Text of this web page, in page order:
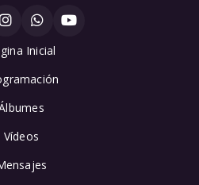
Inicial
Vídeos